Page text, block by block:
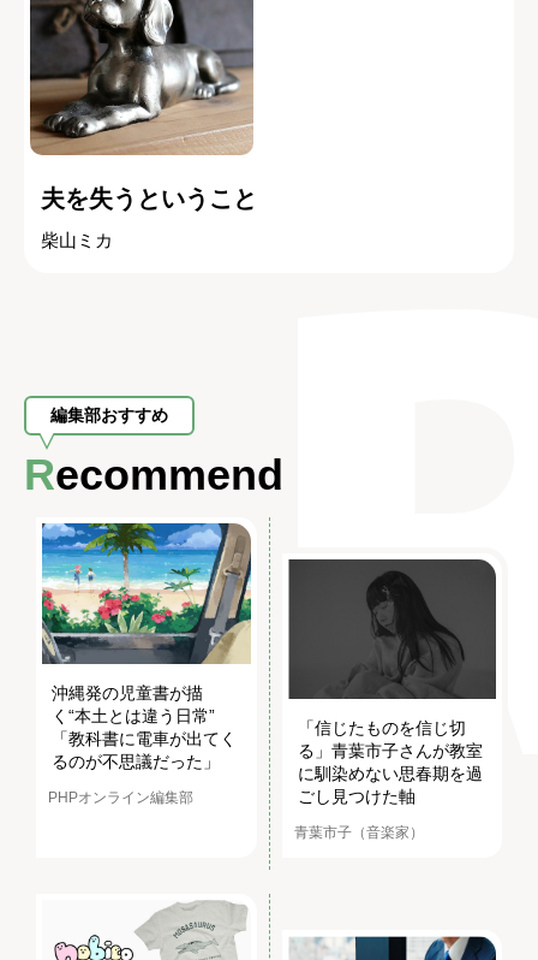
夫を失うということ
柴山ミカ
編集部おすすめ
Recommend
沖縄発の児童書が描
く“本土とは違う日常”
「教科書に電車が出てく
るのが不思議だった」
PHPオンライン編集部
「信じたものを信じ切
る」青葉市子さんが教室
に馴染めない思春期を過
ごし見つけた軸
青葉市子（音楽家）